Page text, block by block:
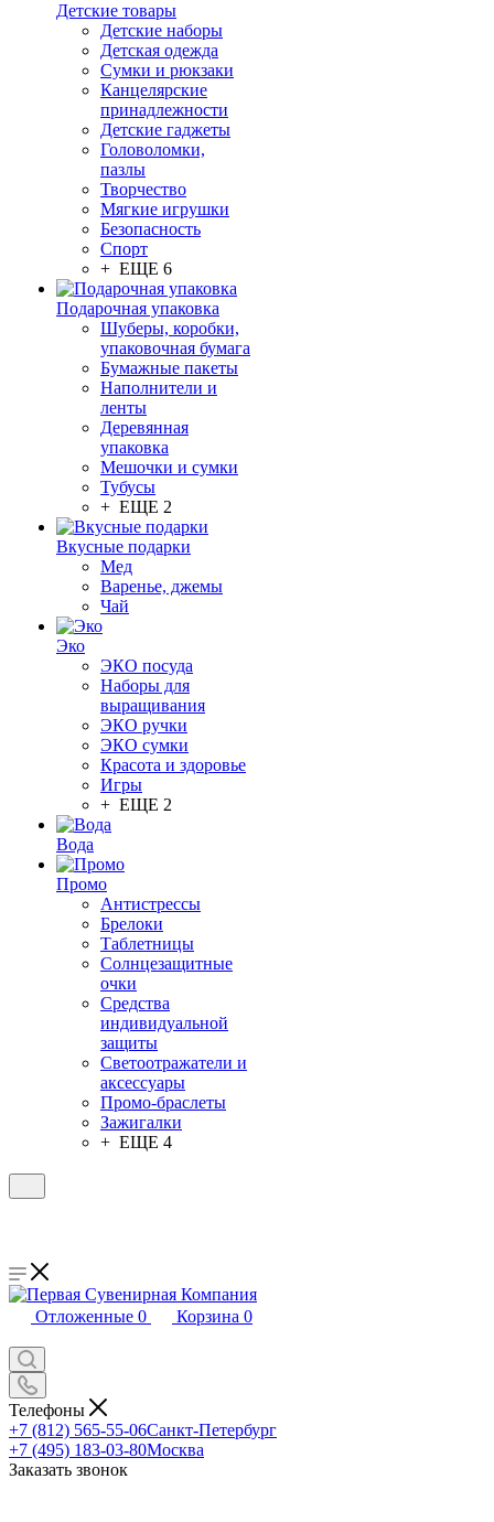
Детские товары
Детские наборы
Детская одежда
Сумки и рюкзаки
Канцелярские
принадлежности
Детские гаджеты
Головоломки,
пазлы
Творчество
Мягкие игрушки
Безопасность
Спорт
+ ЕЩЕ 6
Подарочная упаковка
Шуберы, коробки,
упаковочная бумага
Бумажные пакеты
Наполнители и
ленты
Деревянная
упаковка
Мешочки и сумки
Тубусы
+ ЕЩЕ 2
Вкусные подарки
Мед
Варенье, джемы
Чай
Эко
ЭКО посуда
Наборы для
выращивания
ЭКО ручки
ЭКО сумки
Красота и здоровье
Игры
+ ЕЩЕ 2
Вода
Промо
Антистрессы
Брелоки
Таблетницы
Солнцезащитные
очки
Средства
индивидуальной
защиты
Светоотражатели и
аксессуары
Промо-браслеты
Зажигалки
+ ЕЩЕ 4
Отложенные 0 Корзина 0
Телефоны
+7 (812) 565-55-06Санкт-Петербург
+7 (495) 183-03-80Москва
Заказать звонок